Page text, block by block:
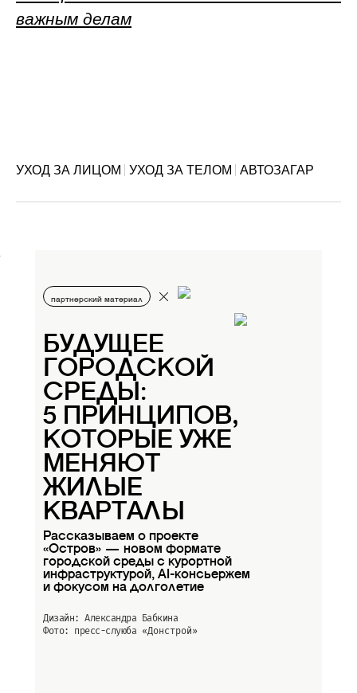
важным делам
УХОД ЗА ЛИЦОМ УХОД ЗА ТЕЛОМ АВТОЗАГАР
партнерский материал
БУДУЩЕЕ
ГОРОДСКОЙ
СРЕДЫ:
5 ПРИНЦИПОВ,
КОТОРЫЕ УЖЕ
МЕНЯЮТ
ЖИЛЫЕ
КВАРТАЛЫ
Рассказываем о проекте
«Остров» — новом формате
городской среды с курортной
инфраструктурой, AI-консьержем
и фокусом на долголетие
Дизайн: Александра Бабкина
Фото: пресс-слуюба «Донстрой»